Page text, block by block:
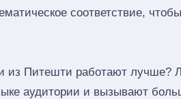
соответствие,
из Питешти работают лучше?
аудитории и вызывают